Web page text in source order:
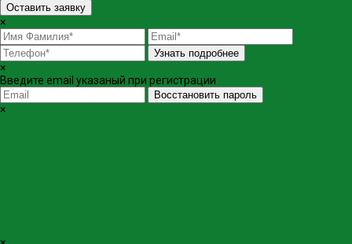
Оставить заявку
×
Узнать подробнее
×
Введите email указаный при регистрации
Восстановить пароль
×